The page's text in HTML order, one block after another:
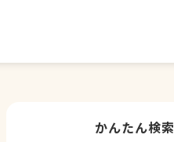
かんたん検索